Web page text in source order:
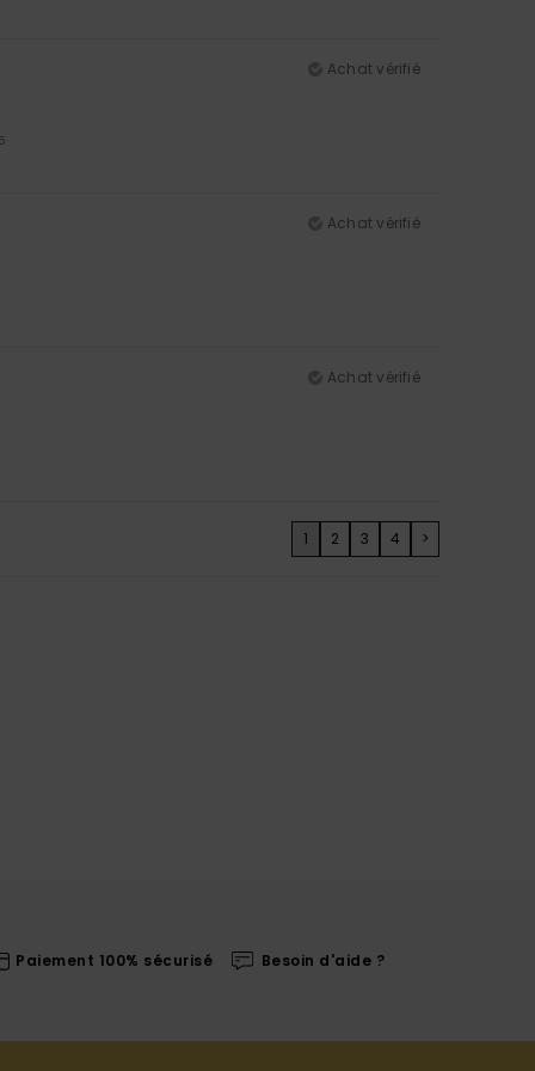
Achat vérifié
Achat vérifié
Achat vérifié
1 2 3 4 >
Paiement 100% sécurisé Besoin d'aide ?